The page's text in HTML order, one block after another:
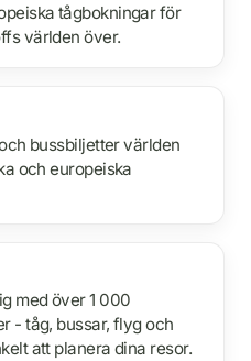
tågbokningar för
världen över.
bussbiljetter världen
och europeiska
med över 1 000
- tåg, bussar, flyg och
att planera dina resor.